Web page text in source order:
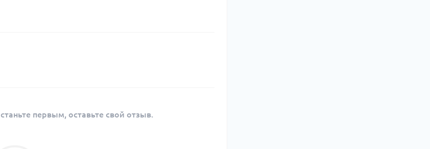
первым, оставьте свой отзыв.